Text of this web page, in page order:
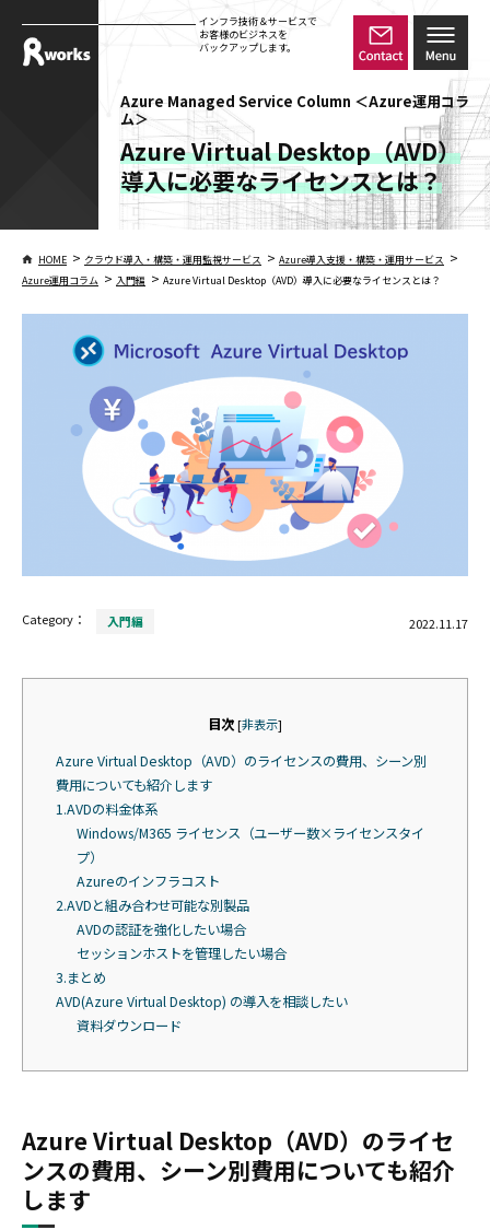
インフラ技術＆サービスで
お客様のビジネスを
バックアップします。
Azure Managed Service Column ＜Azure運用コラ
ム＞
Azure Virtual Desktop（AVD）
導入に必要なライセンスとは？
HOME > クラウド導入・構築・運用監視サービス > Azure導入支援・構築・運用サービス >
Azure運用コラム > 入門編 > Azure Virtual Desktop（AVD）導入に必要なライセンスとは？
Category： 入門編 2022.11.17
目次[非表示]
Azure Virtual Desktop（AVD）のライセンスの費用、シーン別
費用についても紹介します
1.AVDの料金体系
Windows/M365 ライセンス（ユーザー数×ライセンスタイ
プ）
Azureのインフラコスト
2.AVDと組み合わせ可能な別製品
AVDの認証を強化したい場合
セッションホストを管理したい場合
3.まとめ
AVD(Azure Virtual Desktop) の導入を相談したい
資料ダウンロード
Azure Virtual Desktop（AVD）のライセ
ンスの費用、シーン別費用についても紹介
します